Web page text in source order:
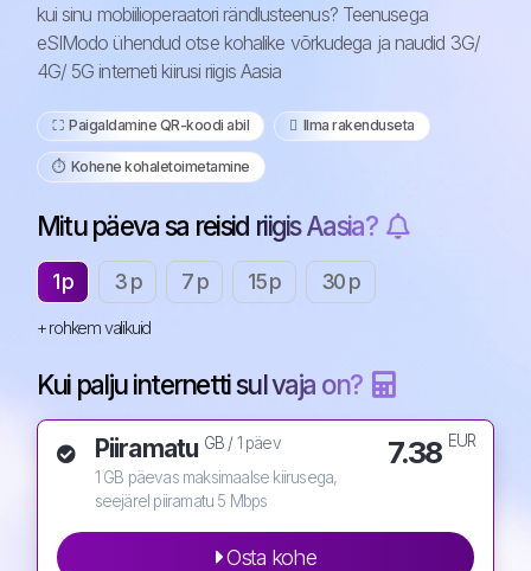
kui sinu mobiilioperaatori rändlusteenus? Teenusega
eSIModo ühendud otse kohalike võrkudega ja naudid 3G/
4G/ 5G interneti kiirusi riigis Aasia
⛶️️ Paigaldamine QR-koodi abil ️ Ilma rakenduseta
⏱️️ Kohene kohaletoimetamine
Mitu päeva sa reisid riigis Aasia?
1 p 3 p 7 p 15 p 30 p
+ rohkem valikuid
Kui palju internetti sul vaja on?
Piiramatu GB /1 päev
1 GB päevas maksimaalse kiirusega,
seejärel piiramatu 5 Mbps
7.38 EUR
Osta kohe